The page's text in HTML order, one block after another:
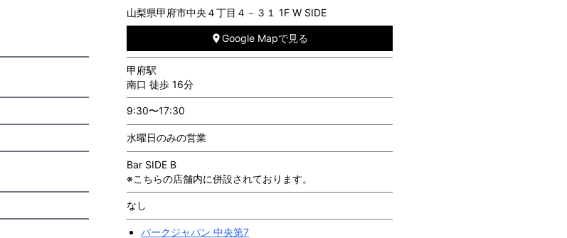
山梨県甲府市中央４丁目４－３１ 1F W SIDE
Google Mapで見る
甲府駅
南口 徒歩 16分
9:30〜17:30
水曜日のみの営業
Bar SIDE B
※こちらの店舗内に併設されております。
なし
パークジャパン 中央第7